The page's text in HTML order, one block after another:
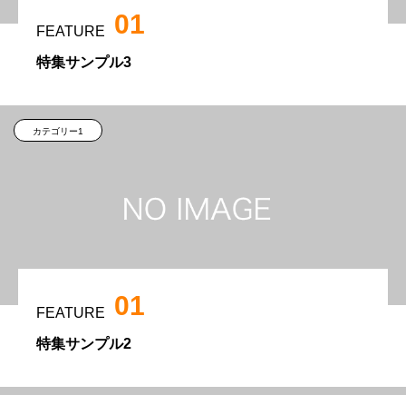
FEATURE 01
特集サンプル3
カテゴリー1
FEATURE 01
特集サンプル2